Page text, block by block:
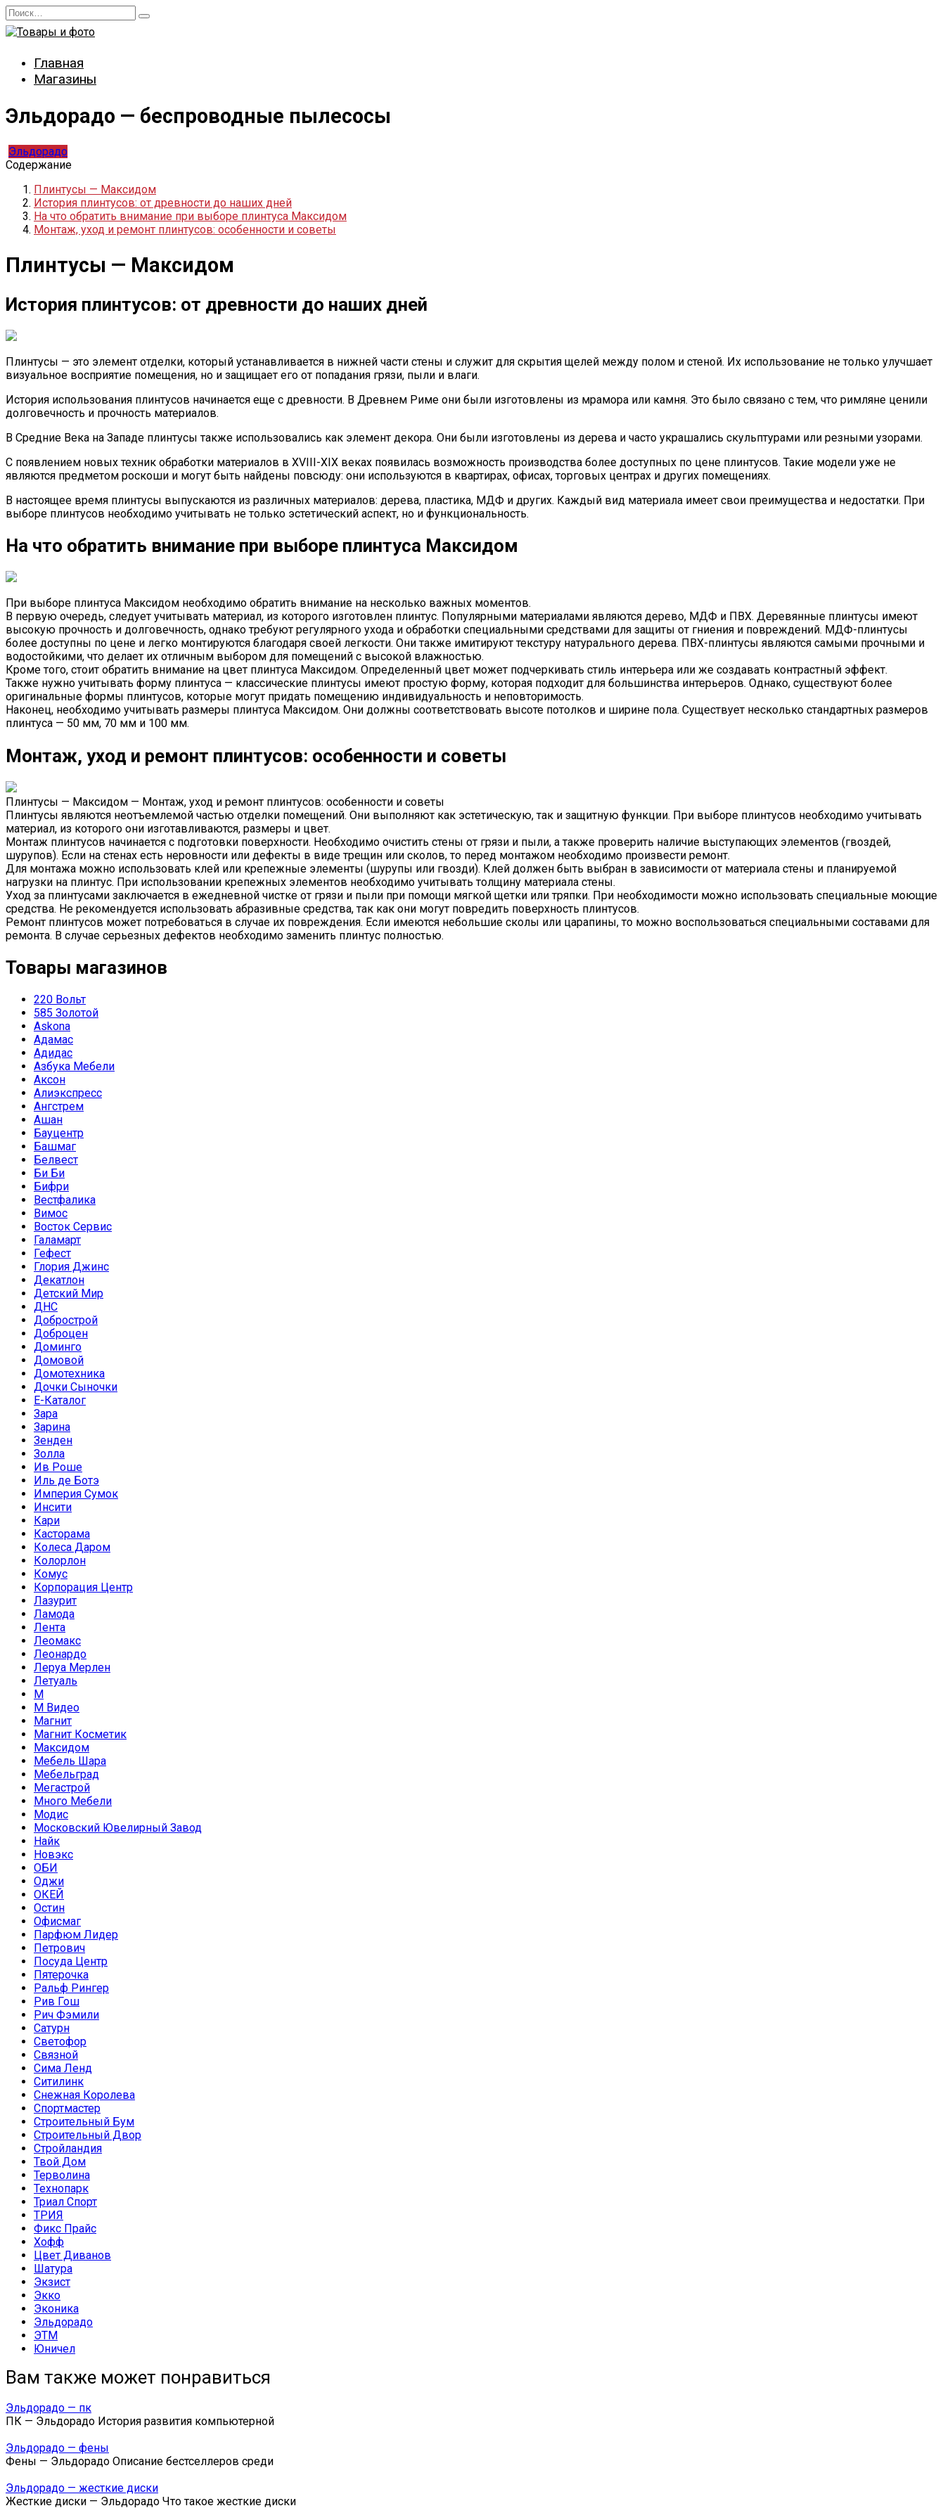
Перейти
к
содержанию
Search
for:
Главная
Магазины
Эльдорадо — беспроводные пылесосы
Эльдорадо
Содержание
Плинтусы — Максидом
История плинтусов: от древности до наших дней
На что обратить внимание при выборе плинтуса Максидом
Монтаж, уход и ремонт плинтусов: особенности и советы
Плинтусы — Максидом
История плинтусов: от древности до наших дней
Плинтусы — это элемент отделки, который устанавливается в нижней части стены и служит для скрытия щелей между полом и стеной. Их использование не только улучшает
визуальное восприятие помещения, но и защищает его от попадания грязи, пыли и влаги.
История использования плинтусов начинается еще с древности. В Древнем Риме они были изготовлены из мрамора или камня. Это было связано с тем, что римляне ценили
долговечность и прочность материалов.
В Средние Века на Западе плинтусы также использовались как элемент декора. Они были изготовлены из дерева и часто украшались скульптурами или резными узорами.
С появлением новых техник обработки материалов в XVIII-XIX веках появилась возможность производства более доступных по цене плинтусов. Такие модели уже не
являются предметом роскоши и могут быть найдены повсюду: они используются в квартирах, офисах, торговых центрах и других помещениях.
В настоящее время плинтусы выпускаются из различных материалов: дерева, пластика, МДФ и других. Каждый вид материала имеет свои преимущества и недостатки. При
выборе плинтусов необходимо учитывать не только эстетический аспект, но и функциональность.
На что обратить внимание при выборе плинтуса Максидом
При выборе плинтуса Максидом необходимо обратить внимание на несколько важных моментов.
В первую очередь, следует учитывать материал, из которого изготовлен плинтус. Популярными материалами являются дерево, МДФ и ПВХ. Деревянные плинтусы имеют
высокую прочность и долговечность, однако требуют регулярного ухода и обработки специальными средствами для защиты от гниения и повреждений. МДФ-плинтусы
более доступны по цене и легко монтируются благодаря своей легкости. Они также имитируют текстуру натурального дерева. ПВХ-плинтусы являются самыми прочными и
водостойкими, что делает их отличным выбором для помещений с высокой влажностью.
Кроме того, стоит обратить внимание на цвет плинтуса Максидом. Определенный цвет может подчеркивать стиль интерьера или же создавать контрастный эффект.
Также нужно учитывать форму плинтуса — классические плинтусы имеют простую форму, которая подходит для большинства интерьеров. Однако, существуют более
оригинальные формы плинтусов, которые могут придать помещению индивидуальность и неповторимость.
Наконец, необходимо учитывать размеры плинтуса Максидом. Они должны соответствовать высоте потолков и ширине пола. Существует несколько стандартных размеров
плинтуса — 50 мм, 70 мм и 100 мм.
Монтаж, уход и ремонт плинтусов: особенности и советы
Плинтусы — Максидом — Монтаж, уход и ремонт плинтусов: особенности и советы
Плинтусы являются неотъемлемой частью отделки помещений. Они выполняют как эстетическую, так и защитную функции. При выборе плинтусов необходимо учитывать
материал, из которого они изготавливаются, размеры и цвет.
Монтаж плинтусов начинается с подготовки поверхности. Необходимо очистить стены от грязи и пыли, а также проверить наличие выступающих элементов (гвоздей,
шурупов). Если на стенах есть неровности или дефекты в виде трещин или сколов, то перед монтажом необходимо произвести ремонт.
Для монтажа можно использовать клей или крепежные элементы (шурупы или гвозди). Клей должен быть выбран в зависимости от материала стены и планируемой
нагрузки на плинтус. При использовании крепежных элементов необходимо учитывать толщину материала стены.
Уход за плинтусами заключается в ежедневной чистке от грязи и пыли при помощи мягкой щетки или тряпки. При необходимости можно использовать специальные моющие
средства. Не рекомендуется использовать абразивные средства, так как они могут повредить поверхность плинтусов.
Ремонт плинтусов может потребоваться в случае их повреждения. Если имеются небольшие сколы или царапины, то можно воспользоваться специальными составами для
ремонта. В случае серьезных дефектов необходимо заменить плинтус полностью.
Товары магазинов
220 Вольт
585 Золотой
Askona
Адамас
Адидас
Азбука Мебели
Аксон
Алиэкспресс
Ангстрем
Ашан
Бауцентр
Башмаг
Белвест
Би Би
Бифри
Вестфалика
Вимос
Восток Сервис
Галамарт
Гефест
Глория Джинс
Декатлон
Детский Мир
ДНС
Добрострой
Доброцен
Доминго
Домовой
Домотехника
Дочки Сыночки
Е-Каталог
Зара
Зарина
Зенден
Золла
Ив Роше
Иль де Ботэ
Империя Сумок
Инсити
Кари
Касторама
Колеса Даром
Колорлон
Комус
Корпорация Центр
Лазурит
Ламода
Лента
Леомакс
Леонардо
Леруа Мерлен
Летуаль
М
М Видео
Магнит
Магнит Косметик
Максидом
Мебель Шара
Мебельград
Мегастрой
Много Мебели
Модис
Московский Ювелирный Завод
Найк
Новэкс
ОБИ
Оджи
ОКЕЙ
Остин
Офисмаг
Парфюм Лидер
Петрович
Посуда Центр
Пятерочка
Ральф Рингер
Рив Гош
Рич Фэмили
Сатурн
Светофор
Связной
Сима Ленд
Ситилинк
Снежная Королева
Спортмастер
Строительный Бум
Строительный Двор
Стройландия
Твой Дом
Терволина
Технопарк
Триал Спорт
ТРИЯ
Фикс Прайс
Хофф
Цвет Диванов
Шатура
Экзист
Экко
Эконика
Эльдорадо
ЭТМ
Юничел
Вам также может понравиться
Эльдорадо — пк
ПК — Эльдорадо История развития компьютерной
Эльдорадо — фены
Фены — Эльдорадо Описание бестселлеров среди
Эльдорадо — жесткие диски
Жесткие диски — Эльдорадо Что такое жесткие диски